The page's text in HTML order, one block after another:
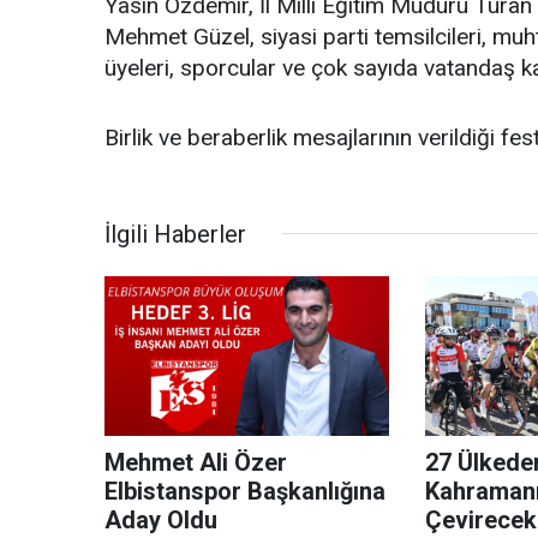
Mehmet Güzel, siyasi parti temsilcileri,
üyeleri, sporcular ve çok sayıda vatandaş
Birlik ve beraberlik mesajlarının verildiği
İlgili Haberler
Mehmet Ali Özer
Elbistanspor Başkanlığına
Aday Oldu
27
Çevirecek